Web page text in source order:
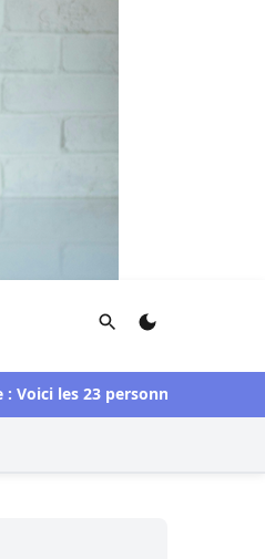
Rechercher
les 23 personnes libérées dans